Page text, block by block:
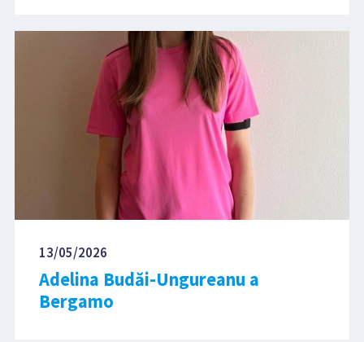
13/05/2026
Adelina Budăi-Ungureanu a
Bergamo